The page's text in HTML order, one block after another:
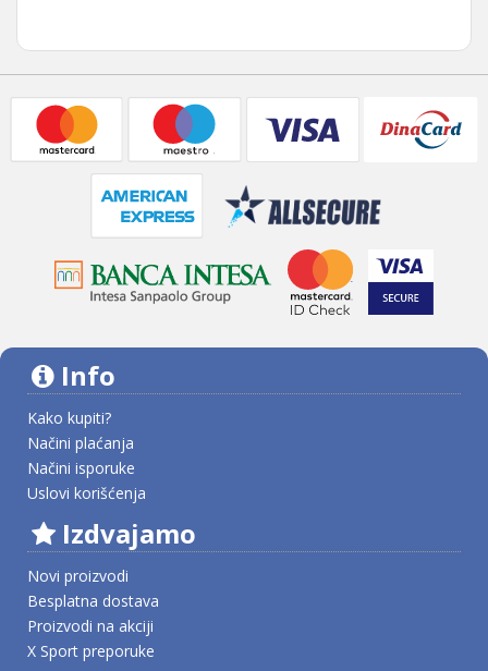
Info
Kako kupiti?
Načini plaćanja
Načini isporuke
Uslovi korišćenja
Izdvajamo
Novi proizvodi
Besplatna dostava
Proizvodi na akciji
X Sport preporuke